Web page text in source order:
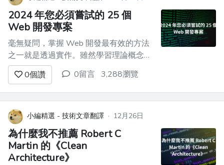
全球頂尖軟體工程師一起工作了數千個...
2024 年您必須嘗試的 25 個
Web 開發專案
毫無疑問，掌握 Web 開發最有效的方法
之一就是透過實作。雖然學習理論概念很
重要，但將您的知識應用到現實世界的專
案中才能真正鞏固您的技能。無論您是想
要打下堅實基礎的初學者，還是尋求新挑
戰的經驗豐富的開發人員，這裡有 25 個
Web 開發專案可以提高您的能力。 ###
學生成績管理系統 ...
0個讚 0留言 3,288瀏覽
小編精選 - 技術文章翻譯 · 12月26日
為什麼我不推薦 Robert C
Martin 的《Clean
Architecture》